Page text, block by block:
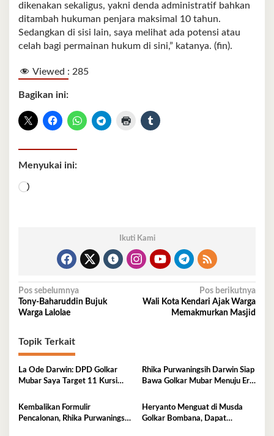
dikenakan sekaligus, yakni denda administratif bahkan
ditambah hukuman penjara maksimal 10 tahun.
Sedangkan di sisi lain, saya melihat ada potensi atau
celah bagi permainan hukum di sini,” katanya. (fin).
Viewed : 285
Bagikan ini:
Menyukai ini:
Memuat...
Ikuti Kami
Navigasi
pos
Pos sebelumnya
Tony-Baharuddin Bujuk
Warga Lalolae
Pos berikutnya
Wali Kota Kendari Ajak Warga
Memakmurkan Masjid
Topik Terkait
La Ode Darwin: DPD Golkar
Mubar Saya Target 11 Kursi
Rhika Purwaningsih Darwin Siap
Bawa Golkar Mubar Menuju Era
Kembalikan Formulir
Pencalonan, Rhika Purwaningsih
Heryanto Menguat di Musda
Golkar Bombana, Dapat